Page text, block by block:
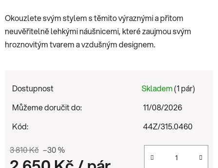
Okouzlete svým stylem s těmito výraznými a přitom
neuvěřitelně lehkými náušnicemi, které zaujmou svým
hroznovitým tvarem a vzdušným designem.
Dostupnost Skladem(1 pár)
Můžeme doručit do:
11/08/2026
Kód:
44Z/315.0460
3 810 Kč –30 %